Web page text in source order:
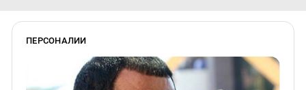
ПЕРСОНАЛИИ